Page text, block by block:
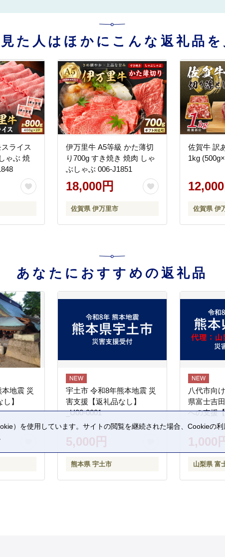
た人はほかにこんな返礼品を
ライス
ゃぶ 焼
伊万里牛 A5等級 かた薄切
り700g すき焼き 焼肉 しゃ
ぶしゃぶ 006-J1851
18,000円
佐賀県 伊万里市
佐賀牛 訳
1kg
佐賀県 伊
あなたにおすすめの返礼品
地震 災
】
宇土市 令和8年熊本地震 災
害支援【返礼品なし】
_U00-0001
5,000円
熊本県 宇土市
八代市向
県富士吉
への支援
1,000
山梨県 富
）を使用しています。サイトの閲覧を継続された場合、Cookieの利